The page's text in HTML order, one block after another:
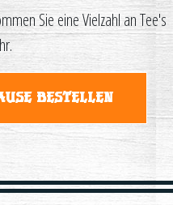
Sie eine Vielzahl an Tee's
BESTELLEN